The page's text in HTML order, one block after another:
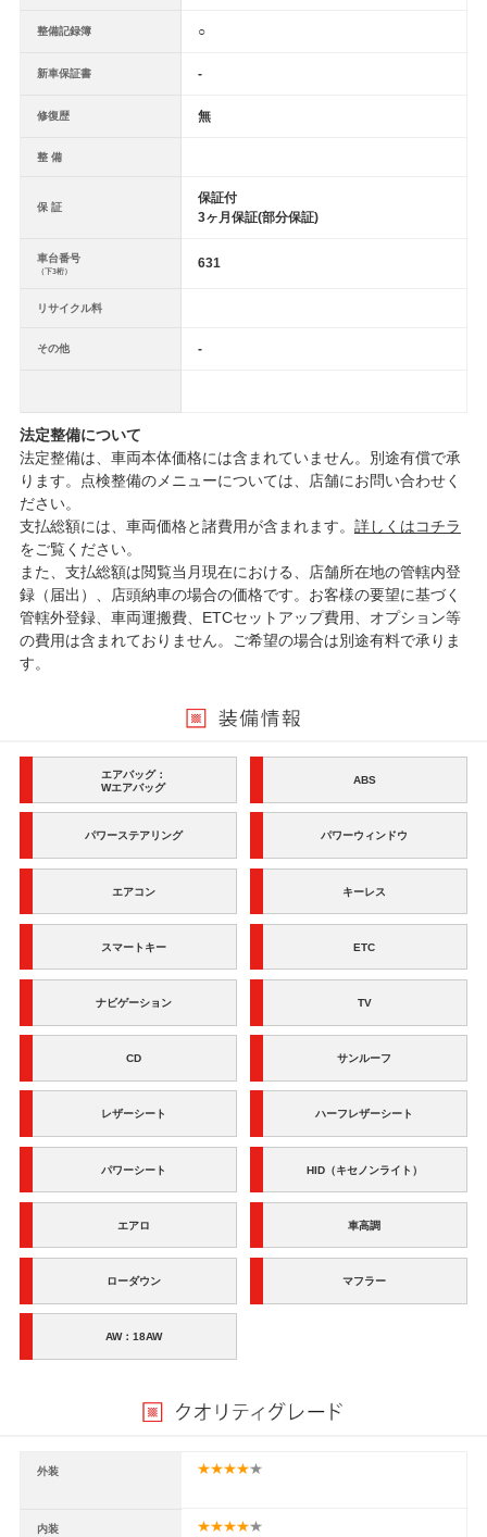
整備記録簿 ○
新車保証書 -
修復歴 無
整 備
保 証
保証付
3ヶ月保証(部分保証)
車台番号
（下3桁）
631
リサイクル料
その他 -
法定整備について
法定整備は、車両本体価格には含まれていません。別途有償で承
ります。点検整備のメニューについては、店舗にお問い合わせく
ださい。
支払総額には、車両価格と諸費用が含まれます。 詳しくはコチラ
をご覧ください。
また、支払総額は閲覧当月現在における、店舗所在地の管轄内登
録（届出）、店頭納車の場合の価格です。お客様の要望に基づく
管轄外登録、車両運搬費、ETCセットアップ費用、オプション等
の費用は含まれておりません。ご希望の場合は別途有料で承りま
す。
エアバッグ：
Wエアバッグ
ABS
パワーステアリング パワーウィンドウ
エアコン キーレス
スマートキー ETC
ナビゲーション TV
CD サンルーフ
レザーシート ハーフレザーシート
パワーシート HID（キセノンライト）
エアロ 車高調
ローダウン マフラー
AW：18AW
外装
内装